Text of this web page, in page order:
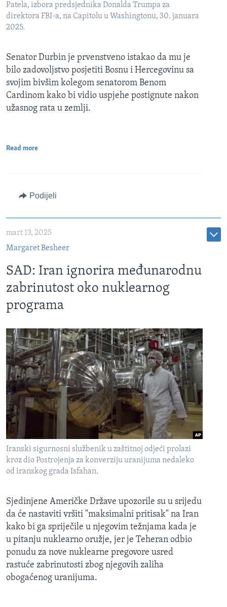
Patela, izbora predsjednika Donalda Trumpa za
direktora FBI-a, na Capitolu u Washingtonu, 30. januara
2025.
Senator Durbin je prvenstveno istakao da mu je
bilo zadovoljstvo posjetiti Bosnu i Hercegovinu sa
svojim bivšim kolegom senatorom Benom
Cardinom kako bi vidio uspjehe postignute nakon
užasnog rata u zemlji.
Read more
Podijeli
mart 13, 2025
Margaret Besheer
SAD: Iran ignorira međunarodnu
zabrinutost oko nuklearnog
programa
Iranski sigurnosni službenik u zaštitnoj odjeći prolazi
kroz dio Postrojenja za konverziju uranijuma nedaleko
od iranskog grada Isfahan.
Sjedinjene Američke Države upozorile su u srijedu
da će nastaviti vršiti "maksimalni pritisak" na Iran
kako bi ga spriječile u njegovim težnjama kada je
u pitanju nuklearno oružje, jer je Teheran odbio
ponudu za nove nuklearne pregovore usred
rastuće zabrinutosti zbog njegovih zaliha
obogaćenog uranijuma.